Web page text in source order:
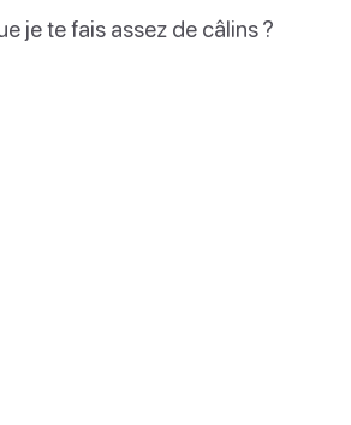
je te fais assez de câlins ?